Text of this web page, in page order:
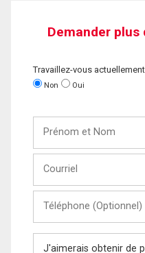
Demander
Travaillez-vous
Non Oui
Nom
(Optionnel)
Message